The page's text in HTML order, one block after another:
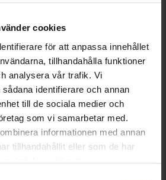
cookies
för att anpassa innehållet
tillhandahålla funktioner
analysera vår trafik. Vi
identifierare och annan
till de sociala medier och
som vi samarbetar med.
informationen med annan
tillhandahållit eller som de har
deras tjänster.
behöver